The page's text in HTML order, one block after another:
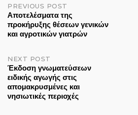
Post
navigation
PREVIOUS POST
Αποτελέσματα της
προκήρυξης θέσεων γενικών
και αγροτικών γιατρών
NEXT POST
Έκδοση γνωματεύσεων
ειδικής αγωγής στις
απομακρυσμένες και
νησιωτικές περιοχές